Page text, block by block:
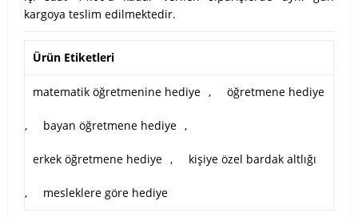
kargoya teslim edilmektedir.
Ürün Etiketleri
matematik öğretmenine hediye , öğretmene hediye
, bayan öğretmene hediye ,
erkek öğretmene hediye , kişiye özel bardak altlığı
, mesleklere göre hediye